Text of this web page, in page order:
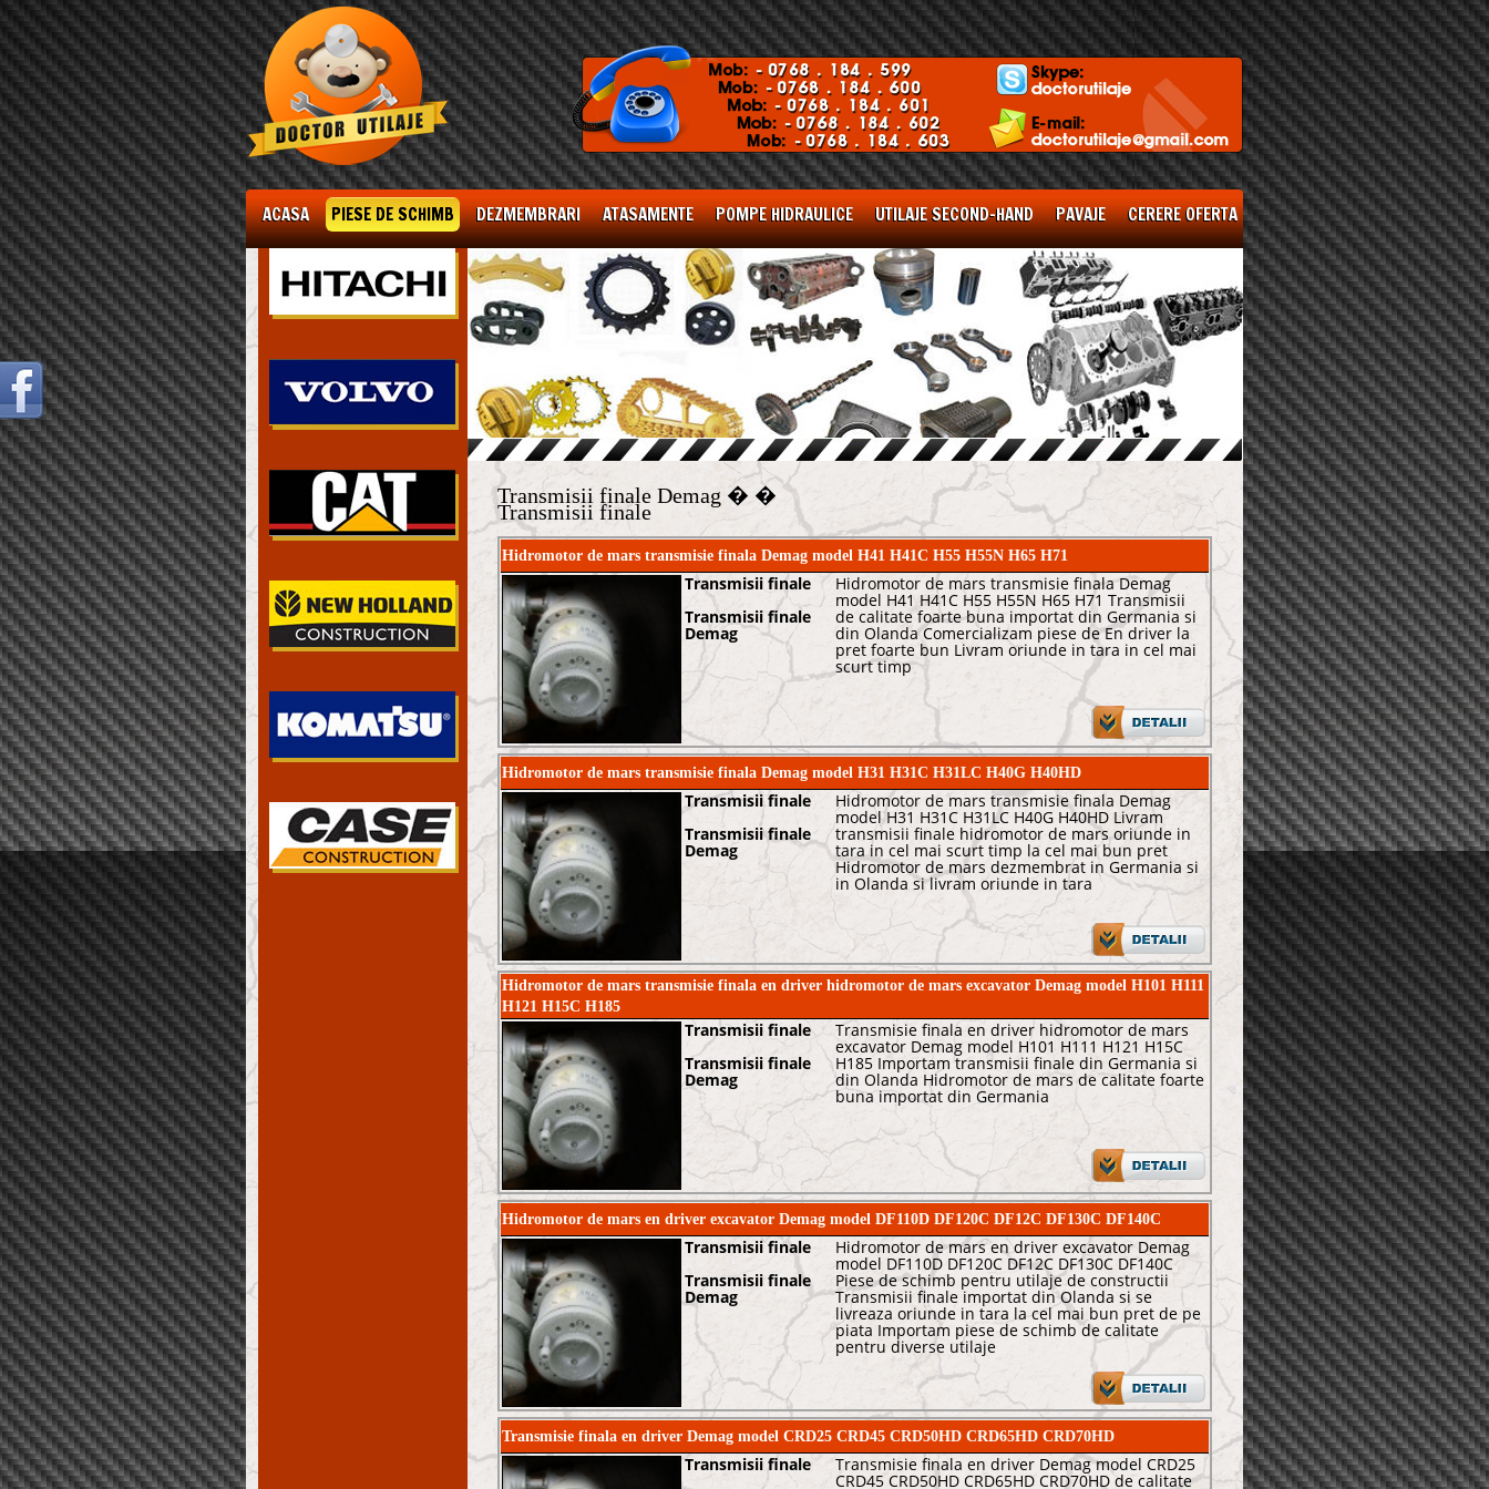
ACASA PIESE DE SCHIMB DEZMEMBRARI ATASAMENTE POMPE HIDRAULICE UTILAJE SECOND-HAND PAVAJE CERERE OFERTA
Transmisii finale Demag � �
Transmisii finale
Hidromotor de mars transmisie finala Demag model H41 H41C H55 H55N H65 H71
Transmisii finale
Transmisii finale
Demag
Hidromotor de mars transmisie finala Demag
model H41 H41C H55 H55N H65 H71 Transmisii
de calitate foarte buna importat din Germania si
din Olanda Comercializam piese de En driver la
pret foarte bun Livram oriunde in tara in cel mai
scurt timp
Hidromotor de mars transmisie finala Demag model H31 H31C H31LC H40G H40HD
Transmisii finale
Transmisii finale
Demag
Hidromotor de mars transmisie finala Demag
model H31 H31C H31LC H40G H40HD Livram
transmisii finale hidromotor de mars oriunde in
tara in cel mai scurt timp la cel mai bun pret
Hidromotor de mars dezmembrat in Germania si
in Olanda si livram oriunde in tara
Hidromotor de mars transmisie finala en driver hidromotor de mars excavator Demag model H101 H111
H121 H15C H185
Transmisii finale
Transmisii finale
Demag
Transmisie finala en driver hidromotor de mars
excavator Demag model H101 H111 H121 H15C
H185 Importam transmisii finale din Germania si
din Olanda Hidromotor de mars de calitate foarte
buna importat din Germania
Hidromotor de mars en driver excavator Demag model DF110D DF120C DF12C DF130C DF140C
Transmisii finale
Transmisii finale
Demag
Hidromotor de mars en driver excavator Demag
model DF110D DF120C DF12C DF130C DF140C
Piese de schimb pentru utilaje de constructii
Transmisii finale importat din Olanda si se
livreaza oriunde in tara la cel mai bun pret de pe
piata Importam piese de schimb de calitate
pentru diverse utilaje
Transmisie finala en driver Demag model CRD25 CRD45 CRD50HD CRD65HD CRD70HD
Transmisii finale
Transmisie finala en driver Demag model CRD25
CRD45 CRD50HD CRD65HD CRD70HD de calitate